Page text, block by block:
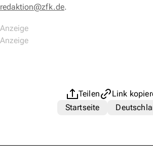
redaktion@zfk.de.
Teilen
Link
Startseite